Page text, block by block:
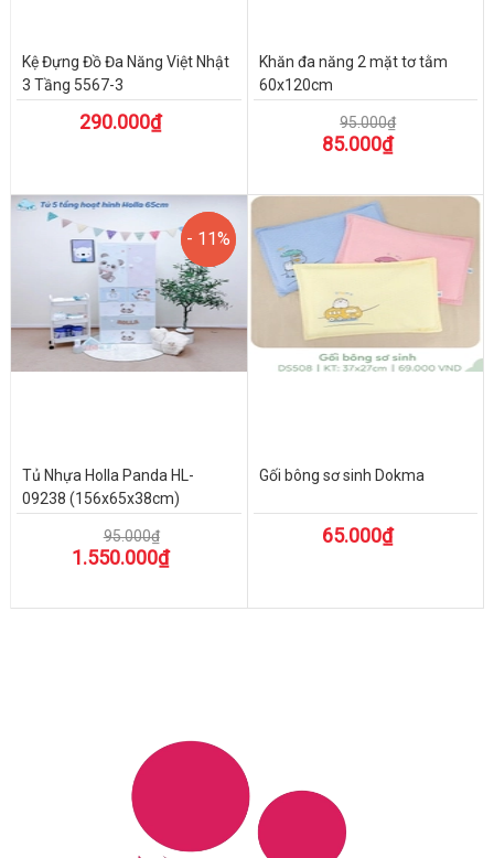
Kệ Đựng Đồ Đa Năng Việt Nhật
3 Tầng 5567-3
290.000₫
Khăn đa năng 2 mặt tơ tằm
60x120cm
95.000₫
85.000₫
- 11%
Tủ Nhựa Holla Panda HL-
09238 (156x65x38cm)
95.000₫
1.550.000₫
- 11%
Gối bông sơ sinh Dokma
65.000₫